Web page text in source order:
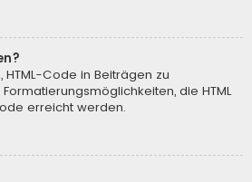
HTML-Code in Beiträgen zu
die HTML
erreicht werden.